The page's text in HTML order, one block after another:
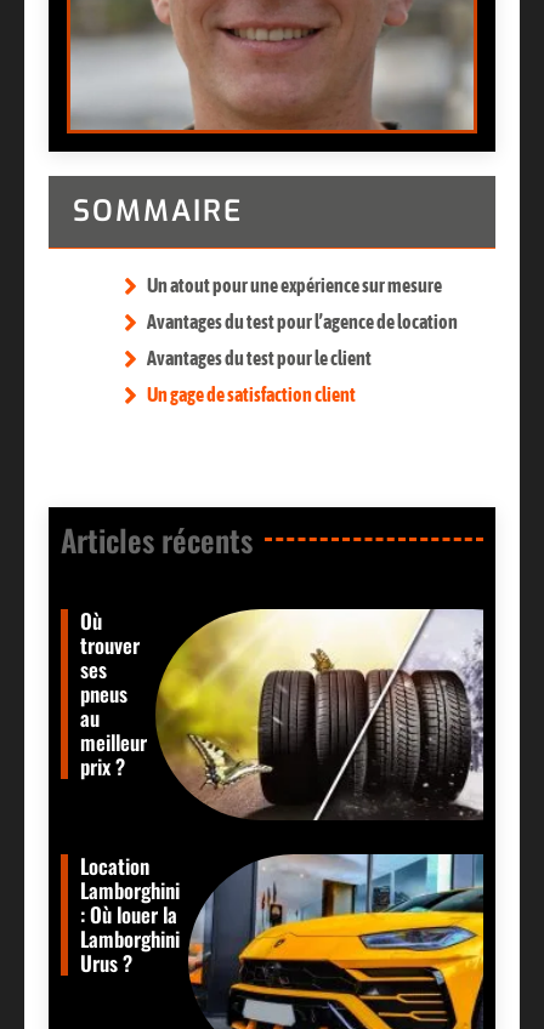
SOMMAIRE
Un atout pour une expérience sur mesure
Avantages du test pour l’agence de location
Avantages du test pour le client
Un gage de satisfaction client
Articles récents​
Où
trouver
ses
pneus
au
meilleur
prix ?
Location
Lamborghini
: Où louer la
Lamborghini
Urus ?